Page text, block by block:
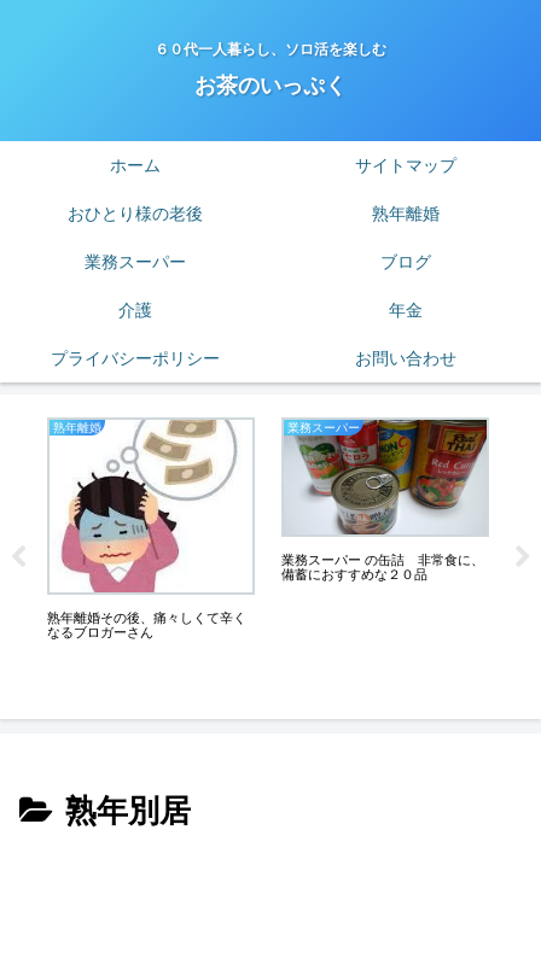
６０代一人暮らし、ソロ活を楽しむ
お茶のいっぷく
ホーム サイトマップ
おひとり様の老後 熟年離婚
業務スーパー ブログ
介護 年金
プライバシーポリシー お問い合わせ
熟年離婚
熟年離婚その後、痛々しくて辛く
なるブロガーさん
業務スーパー
業務スーパー の缶詰 非常食に、
備蓄におすすめな２０品
６
熟年別居